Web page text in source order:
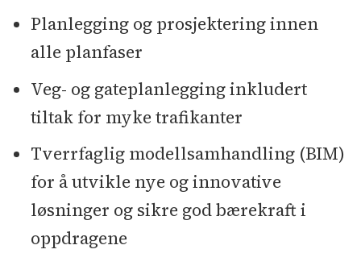
Planlegging og prosjektering innen
alle planfaser
Veg- og gateplanlegging inkludert
tiltak for myke trafikanter
Tverrfaglig modellsamhandling (BIM)
for å utvikle nye og innovative
løsninger og sikre god bærekraft i
oppdragene